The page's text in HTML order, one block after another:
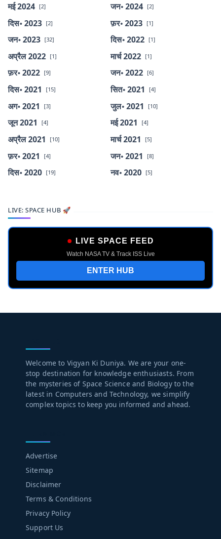
मई 2024 [2] जन॰ 2024 [2]
दिस॰ 2023 [2] फ़र॰ 2023 [1]
जन॰ 2023 [32] दिस॰ 2022 [1]
अप्रैल 2022 [1] मार्च 2022 [1]
फ़र॰ 2022 [9] जन॰ 2022 [6]
दिस॰ 2021 [15] सित॰ 2021 [4]
अग॰ 2021 [3] जुल॰ 2021 [10]
जून 2021 [4] मई 2021 [4]
अप्रैल 2021 [10] मार्च 2021 [5]
फ़र॰ 2021 [4] जन॰ 2021 [8]
दिस॰ 2020 [19] नव॰ 2020 [5]
LIVE: SPACE HUB 🚀
LIVE SPACE FEED
Watch NASA TV & Track ISS Live
ENTER HUB
Welcome to Vigyan Ki Duniya. We are your one-
stop destination for knowledge enthusiasts. From
the mysteries of Space Science and Biology to the
latest in Computers and Technology, we simplify
complex topics to keep you informed and ahead.
Advertise
Sitemap
Disclaimer
Terms & Conditions
Privacy Policy
Support Us